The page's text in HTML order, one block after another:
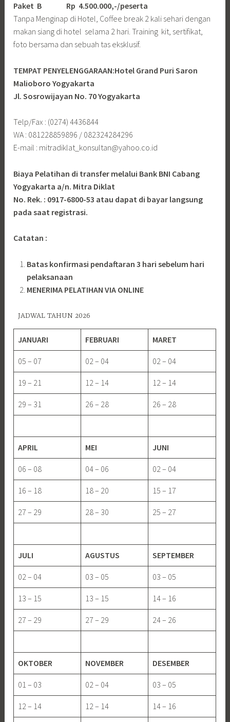
Paket B
Rp 4.500.000,-/peserta
Tanpa Menginap di Hotel, Coffee break 2 kali sehari dengan
makan siang di hotel selama 2 hari. Training kit, sertifikat,
foto bersama dan sebuah tas eksklusif.
TEMPAT PENYELENGGARAAN:Hotel Grand Puri Saron
Malioboro Yogyakarta
Jl. Sosrowijayan No. 70 Yogyakarta
Telp/Fax : (0274) 4436844
WA : 081228859896 / 082324284296
E-mail : mitradiklat_konsultan@yahoo.co.id
Biaya Pelatihan di transfer melalui Bank BNI Cabang
Yogyakarta a/n. Mitra Diklat
No. Rek. : 0917-6800-53 atau dapat di bayar langsung
pada saat registrasi.
Catatan :
Batas konfirmasi pendaftaran 3 hari sebelum hari
pelaksanaan
MENERIMA PELATIHAN VIA ONLINE
JADWAL TAHUN 2026
JANUARI FEBRUARI MARET
05 – 07 02 – 04 02 – 04
19 – 21 12 – 14 12 – 14
29 – 31 26 – 28 26 – 28
APRIL MEI JUNI
06 – 08 04 – 06 02 – 04
16 – 18 18 – 20 15 – 17
27 – 29 28 – 30 25 – 27
JULI AGUSTUS SEPTEMBER
02 – 04 03 – 05 03 – 05
13 – 15 13 – 15 14 – 16
27 – 29 27 – 29 24 – 26
OKTOBER NOVEMBER DESEMBER
01 – 03 02 – 04 03 – 05
12 – 14 12 – 14 14 – 16